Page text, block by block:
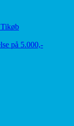
på 5.000,-